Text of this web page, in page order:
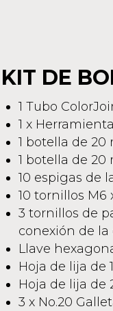
KIT DE
1 Tubo
1 x
1 botella de 20
1 botella de 20
10 espigas de
10 tornillos M6
3 tornillos de
conexión de la
Llave
Hoja de lija de
Hoja de lija de
3 x No.20